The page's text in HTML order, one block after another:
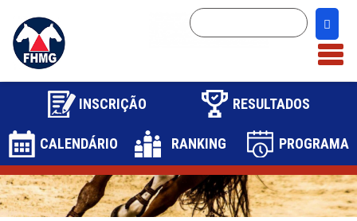
INSCRIÇÃO RESULTADOS
CALENDÁRIO RANKING PROGRAMA
12